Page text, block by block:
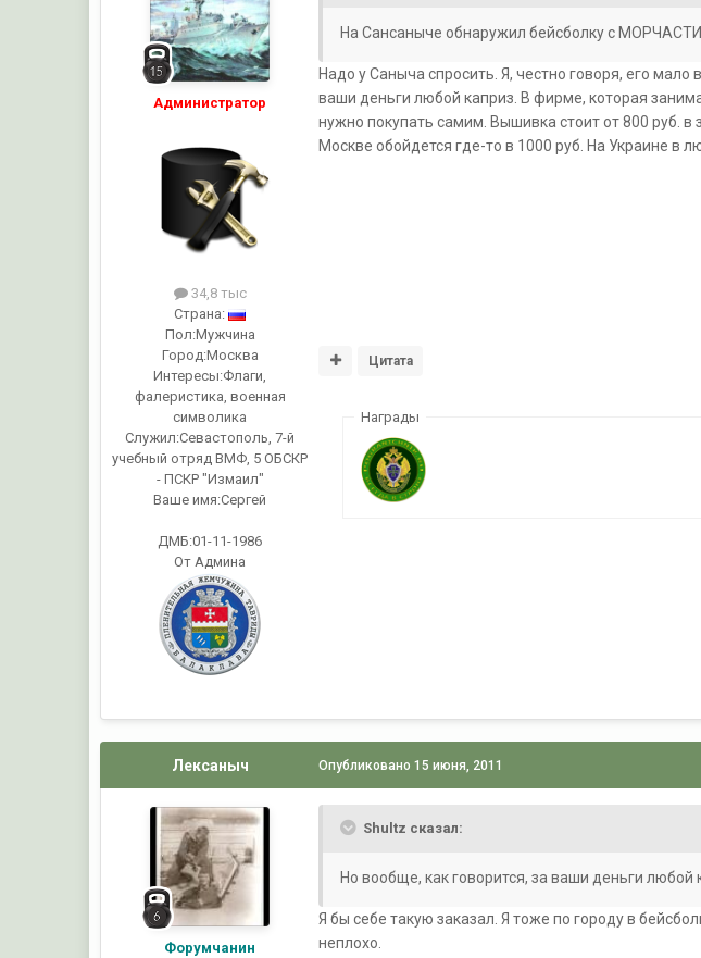
Администратор
34,8 тыс
Страна:
Пол:Мужчина
Город:Москва
Интересы:Флаги,
фалеристика, военная
символика
Служил:Севастополь, 7-й
учебный отряд ВМФ, 5 ОБСКР
- ПСКР "Измаил"
Ваше имя:Сергей
ДМБ:01-11-1986
От Админа
На Сансаныче обнаружил бейсболку с
Надо у Саныча спросить. Я, честно говоря, его
ваши деньги любой каприз. В фирме, которая
нужно покупать самим. Вышивка стоит от 800 руб. в
Москве обойдется где-то в 1000 руб. На Украине в
Цитата
Награды
Лексаныч
Форумчанин
Опубликовано15 июня, 2011
Shultz сказал:
Но вообще, как говорится, за ваши деньги любой
Я бы себе такую заказал. Я тоже по городу в
неплохо.